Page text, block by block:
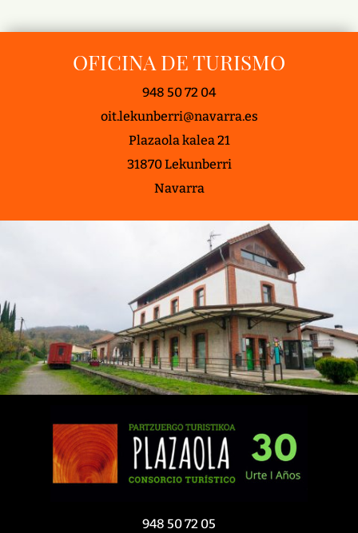
OFICINA DE TURISMO
948 50 72 04
oit.lekunberri@navarra.es
Plazaola kalea 21
31870 Lekunberri
Navarra
948 50 72 05